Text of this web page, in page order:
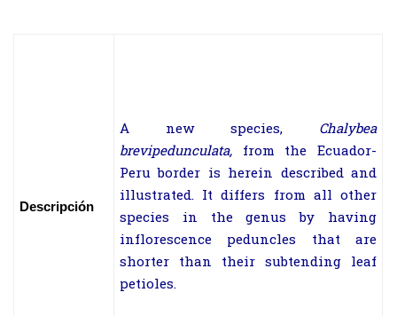
Descripción
A new species, Chalybea
brevipedunculata, from the Ecuador-
Peru border is herein described and
illustrated. It differs from all other
species in the genus by having
inflorescence peduncles that are
shorter than their subtending leaf
petioles.